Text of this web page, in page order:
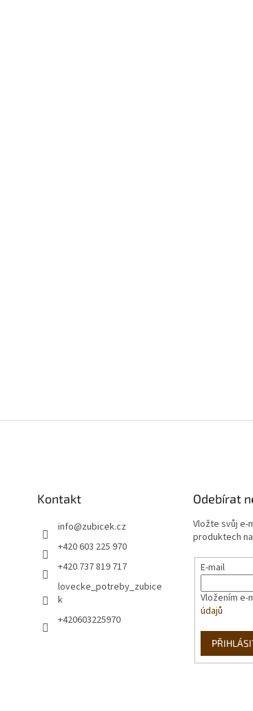
Kontakt
info@zubicek.cz
+420 603 225 970
+420 737 819 717
lovecke_potreby_zubice
k
+420603225970
Odebírat
Vložte svůj e-
produktech
E-mail
Vložením
údajů